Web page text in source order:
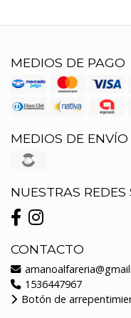
MEDIOS DE PAGO
MEDIOS DE ENVÍO
NUESTRAS REDES
CONTACTO
1536447967
Botón de